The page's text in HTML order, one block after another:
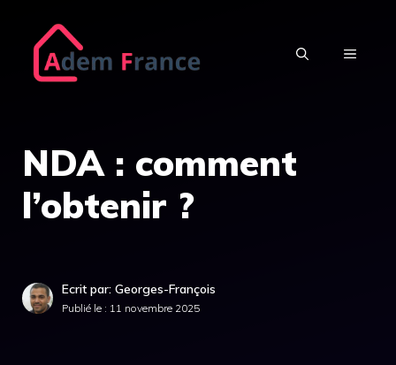
contenu
MENU
NDA : comment
l’obtenir ?
Ecrit par: Georges-François
Publié le : 11 novembre 2025